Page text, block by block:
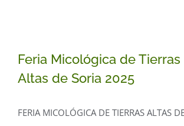
Feria Micológica de Tierras
Altas de Soria 2025
FERIA MICOLÓGICA DE TIERRAS ALTAS